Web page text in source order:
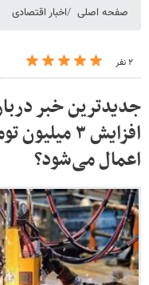
صفحه اصلی اخبار اقتصادی
۲ نفر
جدیدترین خبر
افزایش ۳
اعمال می‌شود؟